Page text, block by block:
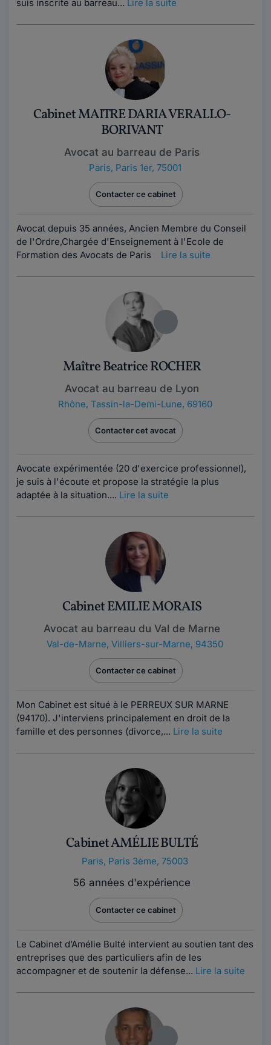
suis inscrite au barreau... Lire la suite
Cabinet MAITRE DARIA VERALLO-
BORIVANT
Avocat au barreau de Paris
Paris, Paris 1er, 75001
Contacter ce cabinet
Avocat depuis 35 années, Ancien Membre du Conseil
de l'Ordre,Chargée d'Enseignement à l'Ecole de
Formation des Avocats de Paris Lire la suite
Maître Beatrice ROCHER
Avocat au barreau de Lyon
Rhône, Tassin-la-Demi-Lune, 69160
Contacter cet avocat
Avocate expérimentée (20 d'exercice professionnel),
je suis à l'écoute et propose la stratégie la plus
adaptée à la situation.... Lire la suite
Cabinet EMILIE MORAIS
Avocat au barreau du Val de Marne
Val-de-Marne, Villiers-sur-Marne, 94350
Contacter ce cabinet
Mon Cabinet est situé à le PERREUX SUR MARNE
(94170). J'interviens principalement en droit de la
famille et des personnes (divorce,... Lire la suite
Cabinet AMÉLIE BULTÉ
Paris, Paris 3ème, 75003
56 années d'expérience
Contacter ce cabinet
Le Cabinet d’Amélie Bulté intervient au soutien tant des
entreprises que des particuliers afin de les
accompagner et de soutenir la défense... Lire la suite